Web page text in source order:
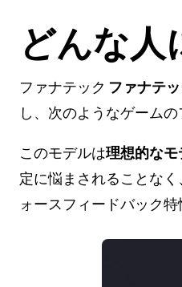
どんな人
ファナテック ファナテ
し、次のようなゲーム
このモデルは理想的なモ
定に悩まされることな
ォースフィードバック